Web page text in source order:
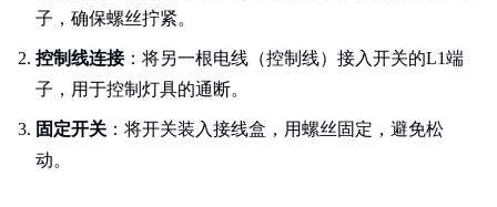
子，确保螺丝拧紧。
控制线连接：将另一根电线（控制线）接入开关的L1端
子，用于控制灯具的通断。
固定开关 ：将开关装入接线盒，用螺丝固定，避免松
动。